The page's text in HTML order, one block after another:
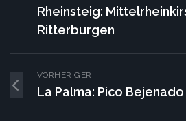
Rheinsteig:
Ritterburgen
VORHERIGER
La Palma: Pico Bejenado